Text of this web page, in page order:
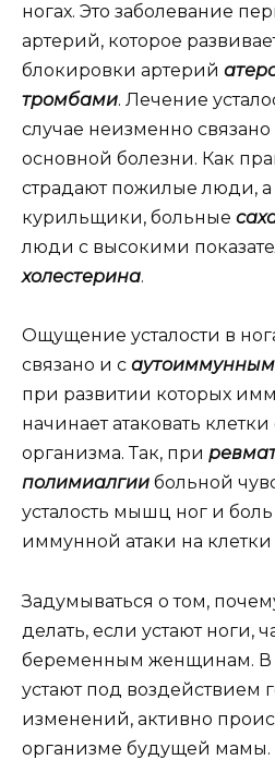
ногах. Это заболевание
артерий, которое
блокировки артерий а
тромбами. Лечение
случае неизменно связано
основной болезни. Как
страдают пожилые люди, а
курильщики, больные
люди с высокими
холестерина.
Ощущение усталости в
связано и с
при развитии которых
начинает атаковать
организма. Так, при
полимиалгии больной
усталость мышц ног и
иммунной атаки на клетки
Задумываться о том,
делать, если устают ноги,
беременным женщинам. В
устают под воздействием
изменений, активно
организме будущей мамы.